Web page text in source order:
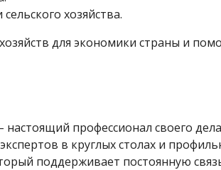
хозяйства.
для экономики страны и
профессионал своего
в круглых столах и
поддерживает постоянную